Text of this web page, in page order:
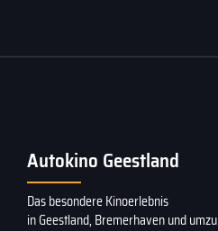
Autokino Geestland
Das besondere Kinoerlebnis
in Geestland, Bremerhaven und umzu